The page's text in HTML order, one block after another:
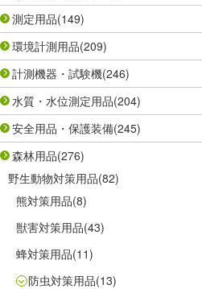
測定用品(149)
環境計測用品(209)
計測機器・試験機(246)
水質・水位測定用品(204)
安全用品・保護装備(245)
森林用品(276)
野生動物対策用品(82)
熊対策用品(8)
獣害対策用品(43)
蜂対策用品(11)
防虫対策用品(13)